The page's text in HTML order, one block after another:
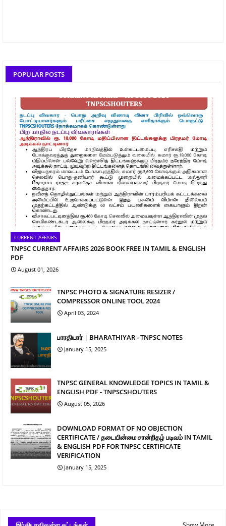
POPULAR POSTS
CURRENT AFFAIRS
TNPSC CURRENT AFFAIRS 2026 BOOK FREE IN TAMIL & ENGLISH
PDF
August 01, 2026
TNPSC PHOTO & SIGNATURE RESIZER /
COMPRESSOR ONLINE TOOL 2024
April 03, 2024
பாரதியார் | BHARATHIYAR - TNPSC NOTES
January 15, 2025
TNPSC GENERAL KNOWLEDGE TOPICS IN TAMIL &
ENGLISH PDF - TNPSCSHOUTERS
August 05, 2026
DOWNLOAD FORMAT OF NO OBJECTION
CERTIFICATE / தடையின்மை சான்றிதழ் படிவம் IN TAMIL
& ENGLISH PDF FOR TNPSC CERTIFICATE
VERIFICATION
January 15, 2025